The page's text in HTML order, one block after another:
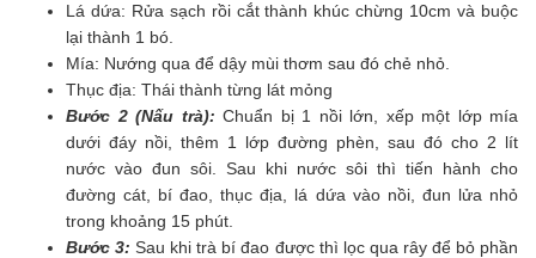
Lá dứa: Rửa sạch rồi cắt thành khúc chừng 10cm và buộc
lại thành 1 bó.
Mía: Nướng qua để dậy mùi thơm sau đó chẻ nhỏ.
Thục địa: Thái thành từng lát mỏng
Bước 2 (Nấu trà): Chuẩn bị 1 nồi lớn, xếp một lớp mía
dưới đáy nồi, thêm 1 lớp đường phèn, sau đó cho 2 lít
nước vào đun sôi. Sau khi nước sôi thì tiến hành cho
đường cát, bí đao, thục địa, lá dứa vào nồi, đun lửa nhỏ
trong khoảng 15 phút.
Bước 3:Sau khi trà bí đao được thì lọc qua rây để bỏ phần